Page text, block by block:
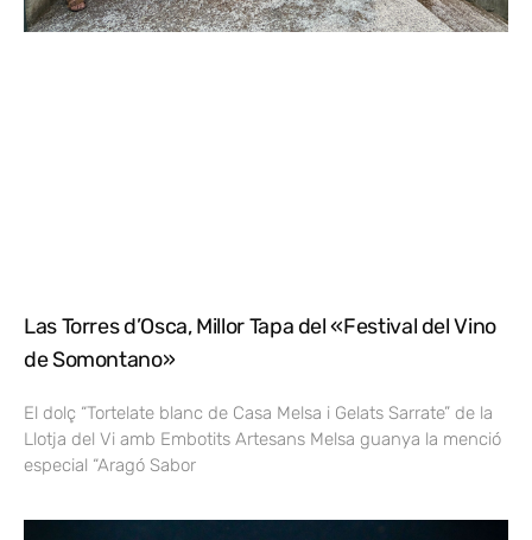
Las Torres d’Osca, Millor Tapa del «Festival del Vino
de Somontano»
El dolç “Tortelate blanc de Casa Melsa i Gelats Sarrate” de la
Llotja del Vi amb Embotits Artesans Melsa guanya la menció
especial “Aragó Sabor